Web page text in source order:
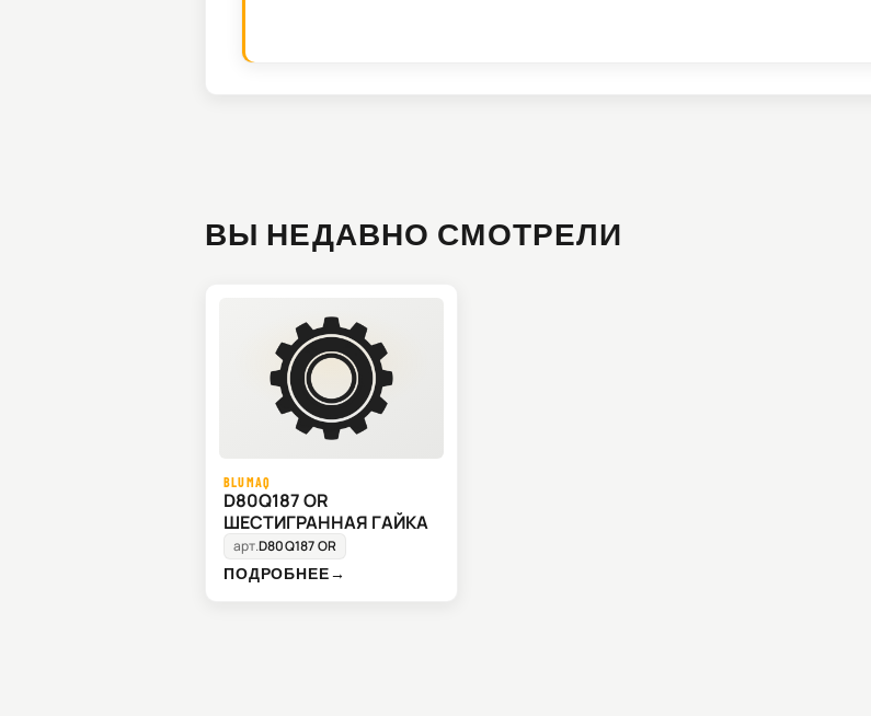
ВЫ НЕДАВНО СМОТРЕЛИ
BLUMAQ
D80Q187 OR
ШЕСТИГРАННАЯ ГАЙКА
арт.D80Q187 OR
ПОДРОБНЕЕ→